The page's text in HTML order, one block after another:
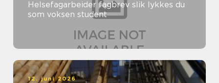
Helsefagarbeider fagbrev slik lykkes du
som voksen student
12. juni 2026